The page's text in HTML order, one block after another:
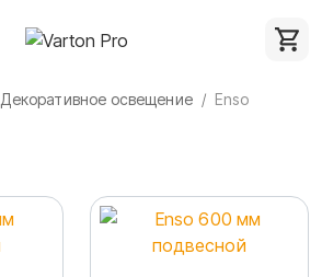
Декоративное освещение Enso